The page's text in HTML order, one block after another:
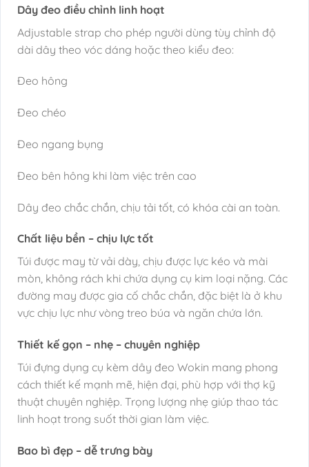
Dây đeo điều chỉnh linh hoạt
Adjustable strap cho phép người dùng tùy chỉnh độ
dài dây theo vóc dáng hoặc theo kiểu đeo:
Đeo hông
Đeo chéo
Đeo ngang bụng
Đeo bên hông khi làm việc trên cao
Dây đeo chắc chắn, chịu tải tốt, có khóa cài an toàn.
Chất liệu bền – chịu lực tốt
Túi được may từ vải dày, chịu được lực kéo và mài
mòn, không rách khi chứa dụng cụ kim loại nặng. Các
đường may được gia cố chắc chắn, đặc biệt là ở khu
vực chịu lực như vòng treo búa và ngăn chứa lớn.
Thiết kế gọn – nhẹ – chuyên nghiệp
Túi đựng dụng cụ kèm dây đeo Wokin mang phong
cách thiết kế mạnh mẽ, hiện đại, phù hợp với thợ kỹ
thuật chuyên nghiệp. Trọng lượng nhẹ giúp thao tác
linh hoạt trong suốt thời gian làm việc.
Bao bì đẹp – dễ trưng bày